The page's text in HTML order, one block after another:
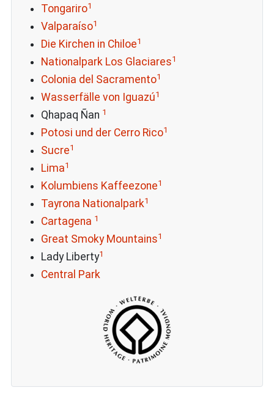
Tongariro1
Valparaíso1
Die Kirchen in Chiloe1
Nationalpark Los Glaciares1
Colonia del Sacramento1
Wasserfälle von Iguazú1
Qhapaq Ñan 1
Potosi und der Cerro Rico1
Sucre1
Lima1
Kolumbiens Kaffeezone1
Tayrona Nationalpark1
Cartagena 1
Great Smoky Mountains1
Lady Liberty1
Central Park